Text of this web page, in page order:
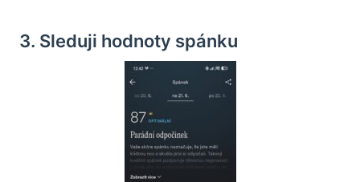
3. Sleduji hodnoty spánku